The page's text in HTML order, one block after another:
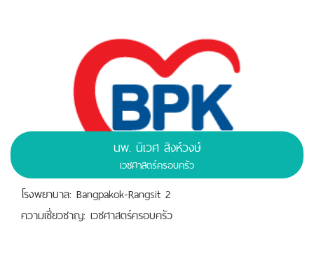
นพ. นิเวศ สิงห์วงษ์
เวชศาสตร์ครอบครัว
โรงพยาบาล: Bangpakok-Rangsit 2
ความเชี่ยวชาญ: เวชศาสตร์ครอบครัว